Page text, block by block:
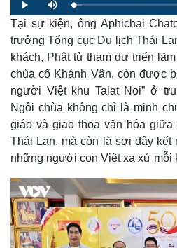
P
l
a
y
M
u
t
e
L
o
a
d
d
4
.
2
4
Tại sự kiện, ông Aphichai
trưởng Tổng cục Du lịch Thái
khách, Phật tử tham dự triển
chùa cổ Khánh Vân, còn được
người Việt khu Talat Noi” ở
Ngôi chùa không chỉ là minh
giáo và giao thoa văn hóa
Thái Lan, mà còn là sợi dây kết
những người con Việt xa xứ mỗi